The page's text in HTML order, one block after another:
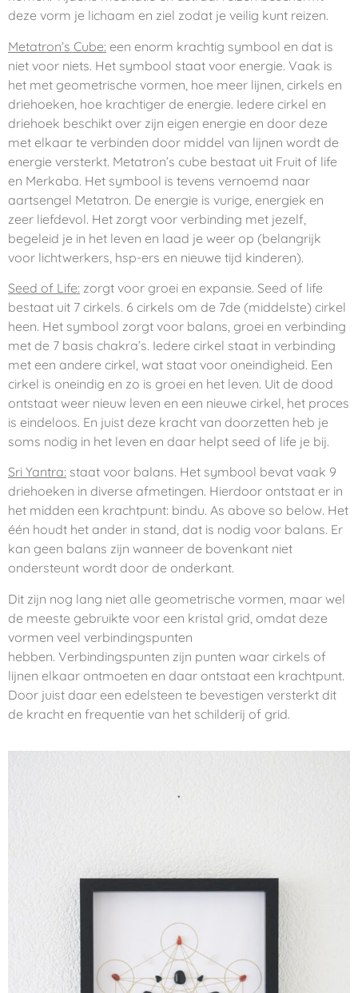
deze vorm je lichaam en ziel zodat je veilig kunt reizen.
Metatron’s Cube: een enorm krachtig symbool en dat is
niet voor niets. Het symbool staat voor energie. Vaak is
het met geometrische vormen, hoe meer lijnen, cirkels en
driehoeken, hoe krachtiger de energie. Iedere cirkel en
driehoek beschikt over zijn eigen energie en door deze
met elkaar te verbinden door middel van lijnen wordt de
energie versterkt. Metatron’s cube bestaat uit Fruit of life
en Merkaba. Het symbool is tevens vernoemd naar
aartsengel Metatron. De energie is vurige, energiek en
zeer liefdevol. Het zorgt voor verbinding met jezelf,
begeleid je in het leven en laad je weer op (belangrijk
voor lichtwerkers, hsp-ers en nieuwe tijd kinderen).
Seed of Life: zorgt voor groei en expansie. Seed of life
bestaat uit 7 cirkels. 6 cirkels om de 7de (middelste) cirkel
heen. Het symbool zorgt voor balans, groei en verbinding
met de 7 basis chakra’s. Iedere cirkel staat in verbinding
met een andere cirkel, wat staat voor oneindigheid. Een
cirkel is oneindig en zo is groei en het leven. Uit de dood
ontstaat weer nieuw leven en een nieuwe cirkel, het proces
is eindeloos. En juist deze kracht van doorzetten heb je
soms nodig in het leven en daar helpt seed of life je bij.
Sri Yantra: staat voor balans. Het symbool bevat vaak 9
driehoeken in diverse afmetingen. Hierdoor ontstaat er in
het midden een krachtpunt: bindu. As above so below. Het
één houdt het ander in stand, dat is nodig voor balans. Er
kan geen balans zijn wanneer de bovenkant niet
ondersteunt wordt door de onderkant.
Dit zijn nog lang niet alle geometrische vormen, maar wel
de meeste gebruikte voor een kristal grid, omdat deze
vormen veel verbindingspunten
hebben. Verbindingspunten zijn punten waar cirkels of
lijnen elkaar ontmoeten en daar ontstaat een krachtpunt.
Door juist daar een edelsteen te bevestigen versterkt dit
de kracht en frequentie van het schilderij of grid.